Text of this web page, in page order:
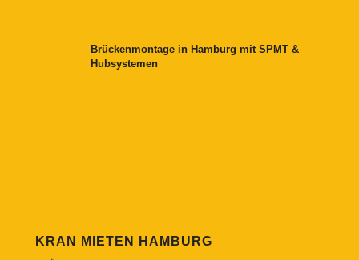
Brückenmontage in Hamburg mit SPMT &
Hubsystemen
KRAN MIETEN HAMBURG